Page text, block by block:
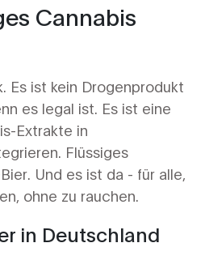
Cannabis
Es ist kein Drogenprodukt
es legal ist. Es ist eine
Extrakte in
Flüssiges
Und es ist da - für alle,
ohne zu rauchen.
in Deutschland